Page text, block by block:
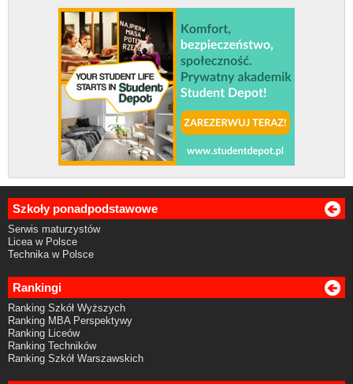
Szkoły ponadpodstawowe
Serwis maturzystów
Licea w Polsce
Technika w Polsce
Rankingi
Ranking Szkół Wyższych
Ranking MBA Perspektywy
Ranking Liceów
Ranking Techników
Ranking Szkół Warszawskich